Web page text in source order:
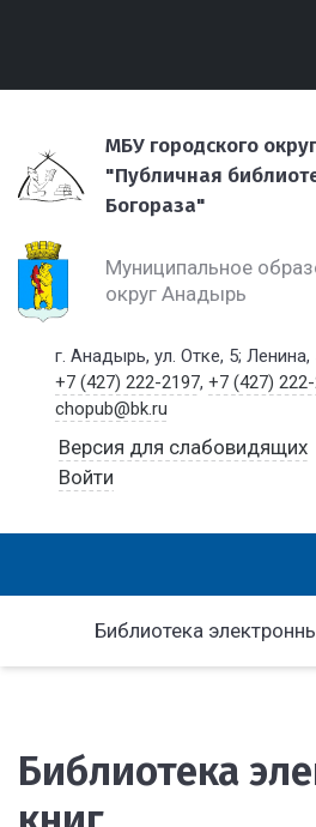
МБУ городского
"Публичная
Богораза"
Муниципальное
округ Анадырь
г. Анадырь, ул. Отке, 5; Ленина,
+7 (427) 222-2197,+7 (427)
chopub@bk.ru
Версия для слабовидящих
Войти
Библиотека
Библиотека